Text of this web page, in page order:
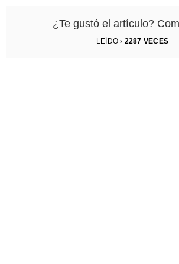
¿Te gustó el artículo?
LEÍDO › 2287 VECES